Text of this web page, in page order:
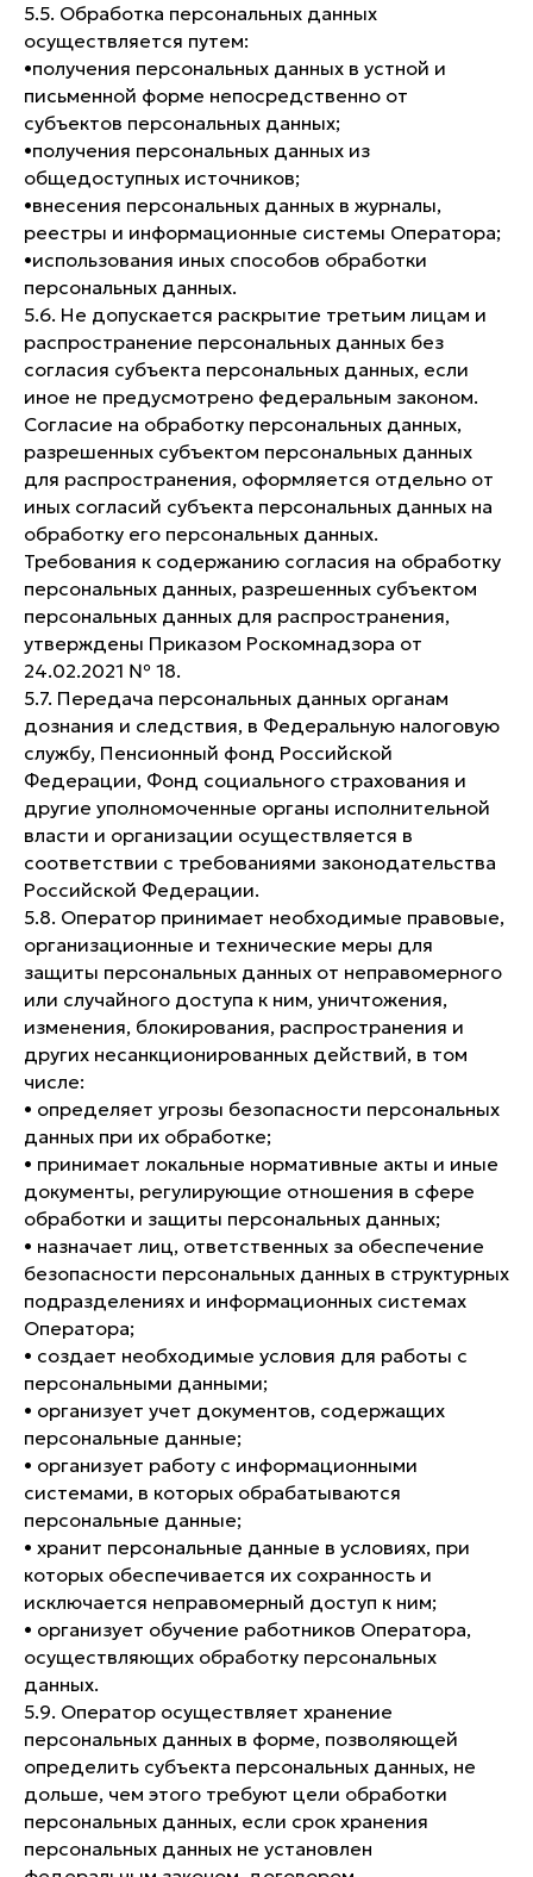
5.5. Обработка персональных данных
осуществляется путем:
•​получения персональных данных в устной и
письменной форме непосредственно от
субъектов персональных данных;
•​получения персональных данных из
общедоступных источников;
•​внесения персональных данных в журналы,
реестры и информационные системы Оператора;
•​использования иных способов обработки
персональных данных.
5.6. Не допускается раскрытие третьим лицам и
распространение персональных данных без
согласия субъекта персональных данных, если
иное не предусмотрено федеральным законом.
Согласие на обработку персональных данных,
разрешенных субъектом персональных данных
для распространения, оформляется отдельно от
иных согласий субъекта персональных данных на
обработку его персональных данных.
Требования к содержанию согласия на обработку
персональных данных, разрешенных субъектом
персональных данных для распространения,
утверждены Приказом Роскомнадзора от
24.02.2021 № 18.
5.7. Передача персональных данных органам
дознания и следствия, в Федеральную налоговую
службу, Пенсионный фонд Российской
Федерации, Фонд социального страхования и
другие уполномоченные органы исполнительной
власти и организации осуществляется в
соответствии с требованиями законодательства
Российской Федерации.
5.8. Оператор принимает необходимые правовые,
организационные и технические меры для
защиты персональных данных от неправомерного
или случайного доступа к ним, уничтожения,
изменения, блокирования, распространения и
других несанкционированных действий, в том
числе:
• определяет угрозы безопасности персональных
данных при их обработке;
• принимает локальные нормативные акты и иные
документы, регулирующие отношения в сфере
обработки и защиты персональных данных;
• назначает лиц, ответственных за обеспечение
безопасности персональных данных в структурных
подразделениях и информационных системах
Оператора;
• создает необходимые условия для работы с
персональными данными;
• организует учет документов, содержащих
персональные данные;
• организует работу с информационными
системами, в которых обрабатываются
персональные данные;
• хранит персональные данные в условиях, при
которых обеспечивается их сохранность и
исключается неправомерный доступ к ним;
• организует обучение работников Оператора,
осуществляющих обработку персональных
данных.
5.9. Оператор осуществляет хранение
персональных данных в форме, позволяющей
определить субъекта персональных данных, не
дольше, чем этого требуют цели обработки
персональных данных, если срок хранения
персональных данных не установлен